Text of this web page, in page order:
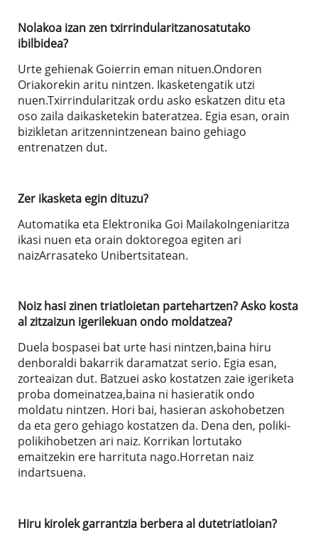
Nolakoa izan zen txirrindularitzanosatutako
ibilbidea?
Urte gehienak Goierrin eman nituen.Ondoren
Oriakorekin aritu nintzen. Ikasketengatik utzi
nuen.Txirrindularitzak ordu asko eskatzen ditu eta
oso zaila daikasketekin bateratzea. Egia esan, orain
bizikletan aritzennintzenean baino gehiago
entrenatzen dut.
Zer ikasketa egin dituzu?
Automatika eta Elektronika Goi MailakoIngeniaritza
ikasi nuen eta orain doktoregoa egiten ari
naizArrasateko Unibertsitatean.
Noiz hasi zinen triatloietan partehartzen? Asko kosta
al zitzaizun igerilekuan ondo moldatzea?
Duela bospasei bat urte hasi nintzen,baina hiru
denboraldi bakarrik daramatzat serio. Egia esan,
zorteaizan dut. Batzuei asko kostatzen zaie igeriketa
proba domeinatzea,baina ni hasieratik ondo
moldatu nintzen. Hori bai, hasieran askohobetzen
da eta gero gehiago kostatzen da. Dena den, poliki-
polikihobetzen ari naiz. Korrikan lortutako
emaitzekin ere harrituta nago.Horretan naiz
indartsuena.
Hiru kirolek garrantzia berbera al dutetriatloian?